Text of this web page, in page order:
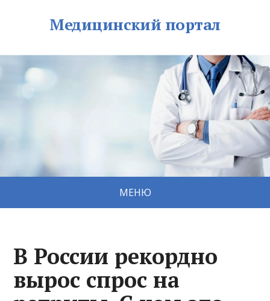
Медицинский портал
МЕНЮ
В России рекордно
вырос спрос на